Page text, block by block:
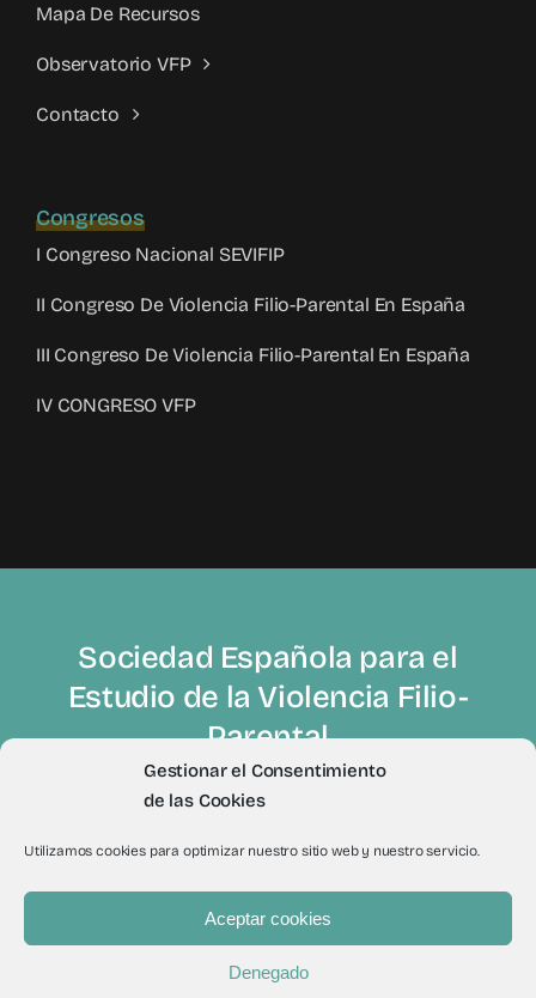
Gestionar el Consentimiento
de las Cookies
Utilizamos cookies para optimizar nuestro sitio web y nuestro servicio.
Aceptar cookies
Denegado
Mapa De Recursos
Observatorio VFP
Contacto
Congresos
I Congreso Nacional SEVIFIP
II Congreso De Violencia Filio-Parental En España
III Congreso De Violencia Filio-Parental En España
IV CONGRESO VFP
Sociedad Española para el
Estudio de la Violencia Filio-
Parental
© 2012 - 2026Todos los derechos reservados a Sevifip